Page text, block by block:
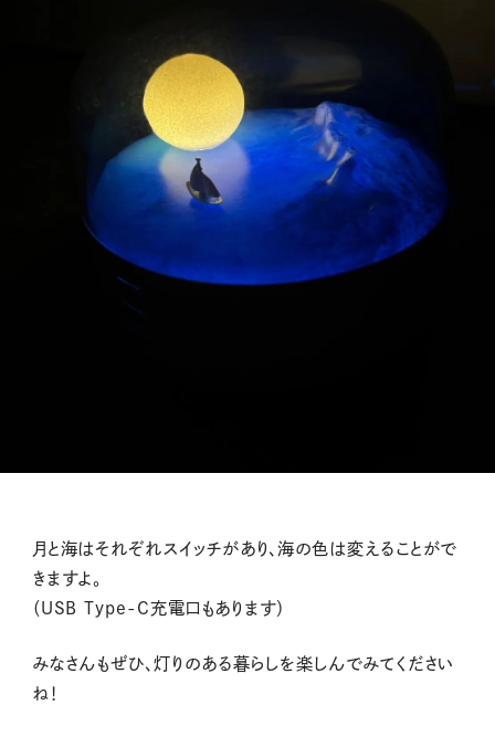
月と海はそれぞれスイッチがあり、海の色は変えることがで
きますよ。
（USB Type-C充電口もあります）
みなさんもぜひ、灯りのある暮らしを楽しんでみてください
ね！